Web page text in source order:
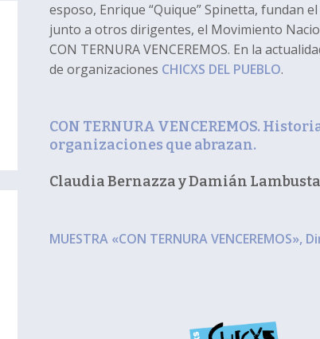
esposo, Enrique “Quique” Spinetta, fundan el
junto a otros dirigentes, el Movimiento
CON TERNURA VENCEREMOS. En la
de organizaciones CHICXS DEL PUEBLO.
CON TERNURA VENCEREMOS.
organizaciones que abrazan.
Claudia Bernazza y Damián Lambusta
MUESTRA «CON TERNURA VENCEREMOS»,